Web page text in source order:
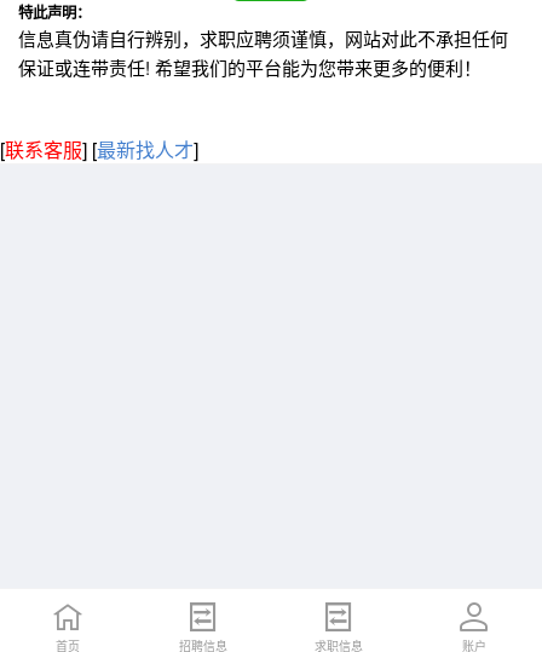
特此声明：
信息真伪请自行辨别，求职应聘须谨慎，网站对此不承担任何
保证或连带责任! 希望我们的平台能为您带来更多的便利！
[联系客服] [最新找人才]
首页 招聘信息 求职信息 账户